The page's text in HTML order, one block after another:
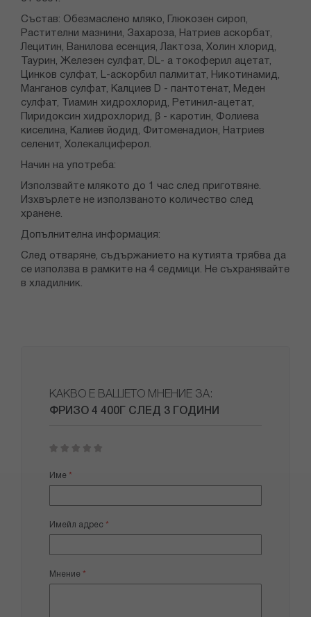
Състав: Обезмаслено мляко, Глюкозен сироп,
Растителни мазнини, Захароза, Натриев аскорбат,
Лецитин, Ванилова есенция, Лактоза, Холин хлорид,
Таурин, Железен сулфат, DL- а токоферил ацетат,
Цинков сулфат, L-аскорбил палмитат, Никотинамид,
Манганов сулфат, Калциев D - пантотенат, Меден
сулфат, Тиамин хидрохлорид, Ретинил-ацетат,
Пиридоксин хидрохлорид, β - каротин, Фолиева
киселина, Калиев йодид, Фитоменадион, Натриев
селенит, Холекалциферол.
Начин на употреба:
Използвайте млякото до 1 час след приготвяне.
Изхвърлете не използваното количество след
хранене.
Допълнителна информация:
След отваряне, съдържанието на кутията трябва да
се използва в рамките на 4 седмици. Не съхранявайте
в хладилник.
КАКВО Е ВАШЕТО МНЕНИЕ ЗА:
ФРИЗО 4 400Г СЛЕД 3 ГОДИНИ
star
stars
stars
stars
stars
Име
Имейл адрес
Мнение